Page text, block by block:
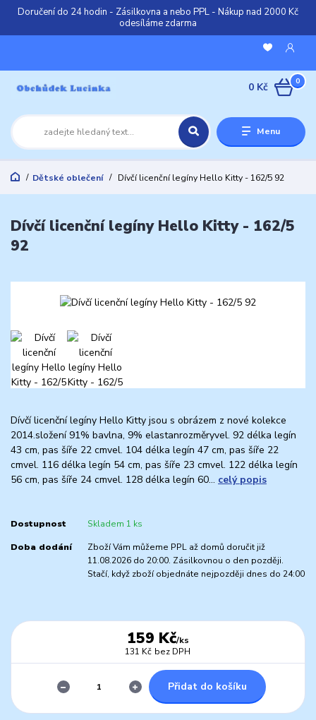
Doručení do 24 hodin - Zásilkovna a nebo PPL - Nákup nad 2000 Kč
odesíláme zdarma
Menu
0
0 Kč
Dětské oblečení Dívčí licenční legíny Hello Kitty - 162/5 92
Dívčí licenční legíny Hello Kitty - 162/5
92
Dívčí licenční legíny Hello Kitty jsou s obrázem z nové kolekce
2014.složení 91% bavlna, 9% elastanrozměryvel. 92 délka legín
43 cm, pas šíře 22 cmvel. 104 délka legín 47 cm, pas šíře 22
cmvel. 116 délka legín 54 cm, pas šíře 23 cmvel. 122 délka legín
56 cm, pas šíře 24 cmvel. 128 délka legín 60... celý popis
Dostupnost Skladem 1 ks
Doba dodání
Zboží Vám můžeme PPL až domů doručit již
11.08.2026 do 20:00. Zásilkovnou o den později.
Stačí, když zboží objednáte nejpozději dnes do 24:00
159 Kč/ks
131 Kč bez DPH
Přidat do košíku